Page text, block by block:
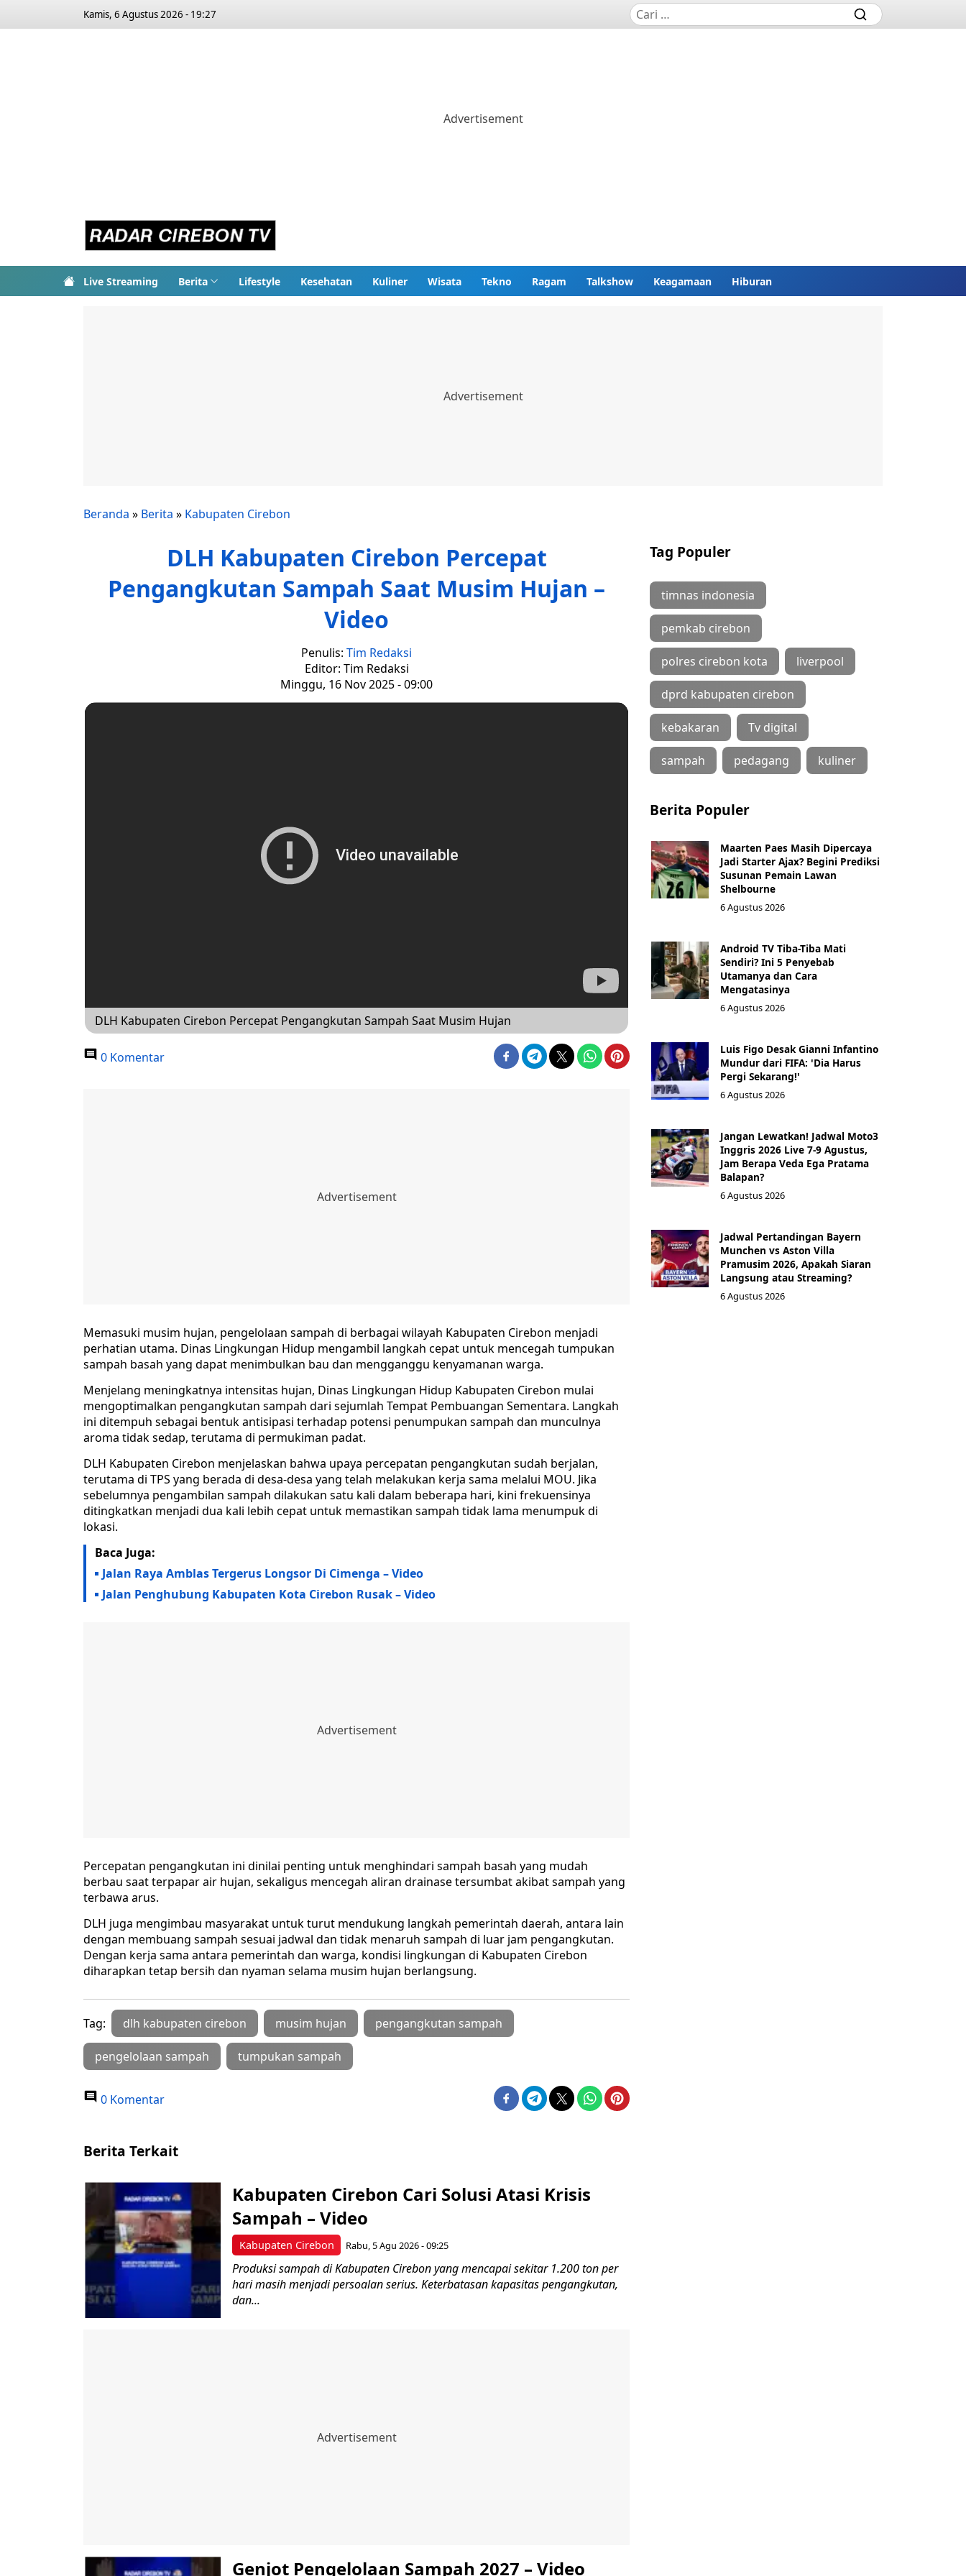
Kamis, 6 Agustus 2026 - 19:27
Live Streaming Berita Lifestyle Kesehatan Kuliner Wisata Tekno Ragam Talkshow Keagamaan Hiburan
Beranda » Berita » Kabupaten Cirebon
DLH Kabupaten Cirebon Percepat
Pengangkutan Sampah Saat Musim Hujan –
Video
Penulis: Tim Redaksi
Editor: Tim Redaksi
Minggu, 16 Nov 2025 - 09:00
DLH Kabupaten Cirebon Percepat Pengangkutan Sampah Saat Musim Hujan
0 Komentar
Memasuki musim hujan, pengelolaan sampah di berbagai wilayah Kabupaten Cirebon menjadi
perhatian utama. Dinas Lingkungan Hidup mengambil langkah cepat untuk mencegah tumpukan
sampah basah yang dapat menimbulkan bau dan mengganggu kenyamanan warga.
Menjelang meningkatnya intensitas hujan, Dinas Lingkungan Hidup Kabupaten Cirebon mulai
mengoptimalkan pengangkutan sampah dari sejumlah Tempat Pembuangan Sementara. Langkah
ini ditempuh sebagai bentuk antisipasi terhadap potensi penumpukan sampah dan munculnya
aroma tidak sedap, terutama di permukiman padat.
DLH Kabupaten Cirebon menjelaskan bahwa upaya percepatan pengangkutan sudah berjalan,
terutama di TPS yang berada di desa-desa yang telah melakukan kerja sama melalui MOU. Jika
sebelumnya pengambilan sampah dilakukan satu kali dalam beberapa hari, kini frekuensinya
ditingkatkan menjadi dua kali lebih cepat untuk memastikan sampah tidak lama menumpuk di
lokasi.
Baca Juga:
Jalan Raya Amblas Tergerus Longsor Di Cimenga – Video
Jalan Penghubung Kabupaten Kota Cirebon Rusak – Video
Percepatan pengangkutan ini dinilai penting untuk menghindari sampah basah yang mudah
berbau saat terpapar air hujan, sekaligus mencegah aliran drainase tersumbat akibat sampah yang
terbawa arus.
DLH juga mengimbau masyarakat untuk turut mendukung langkah pemerintah daerah, antara lain
dengan membuang sampah sesuai jadwal dan tidak menaruh sampah di luar jam pengangkutan.
Dengan kerja sama antara pemerintah dan warga, kondisi lingkungan di Kabupaten Cirebon
diharapkan tetap bersih dan nyaman selama musim hujan berlangsung.
Tag: dlh kabupaten cirebon musim hujan pengangkutan sampah
pengelolaan sampah tumpukan sampah
0 Komentar
Tag Populer
timnas indonesia
pemkab cirebon
polres cirebon kota liverpool
dprd kabupaten cirebon
kebakaran Tv digital
sampah pedagang kuliner
Berita Populer
Maarten Paes Masih Dipercaya
Jadi Starter Ajax? Begini Prediksi
Susunan Pemain Lawan
Shelbourne
6 Agustus 2026
Android TV Tiba-Tiba Mati
Sendiri? Ini 5 Penyebab
Utamanya dan Cara
Mengatasinya
6 Agustus 2026
Luis Figo Desak Gianni Infantino
Mundur dari FIFA: 'Dia Harus
Pergi Sekarang!'
6 Agustus 2026
Jangan Lewatkan! Jadwal Moto3
Inggris 2026 Live 7-9 Agustus,
Jam Berapa Veda Ega Pratama
Balapan?
6 Agustus 2026
Jadwal Pertandingan Bayern
Munchen vs Aston Villa
Pramusim 2026, Apakah Siaran
Langsung atau Streaming?
6 Agustus 2026
Berita Terkait
Kabupaten Cirebon
‎Kabupaten Cirebon Cari Solusi Atasi Krisis
Sampah – Video
Rabu, 5 Agu 2026 - 09:25
Produksi sampah di Kabupaten Cirebon yang mencapai sekitar 1.200 ton per
hari masih menjadi persoalan serius. Keterbatasan kapasitas pengangkutan,
dan...
Genjot Pengelolaan Sampah 2027 – Video